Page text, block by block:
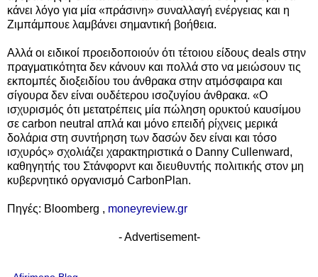
κάνει λόγο για μία «πράσινη» συναλλαγή ενέργειας και η
Ζιμπάμπουε λαμβάνει σημαντική βοήθεια.
Αλλά οι ειδικοί προειδοποιούν ότι τέτοιου είδους deals στην
πραγματικότητα δεν κάνουν και πολλά στο να μειώσουν τις
εκπομπές διοξειδίου του άνθρακα στην ατμόσφαιρα και
σίγουρα δεν είναι ουδέτερου ισοζυγίου άνθρακα. «Ο
ισχυρισμός ότι μετατρέπεις μία πώληση ορυκτού καυσίμου
σε carbon neutral απλά και μόνο επειδή ρίχνεις μερικά
δολάρια στη συντήρηση των δασών δεν είναι και τόσο
ισχυρός» σχολιάζει χαρακτηριστικά ο Danny Cullenward,
καθηγητής του Στάνφορντ και διευθυντής πολιτικής στον μη
κυβερνητικό οργανισμό CarbonPlan.
Πηγές: Bloomberg , moneyreview.gr
- Advertisement-